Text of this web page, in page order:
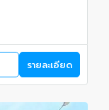
รายละเอียด